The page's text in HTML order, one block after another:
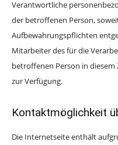
Verantwortliche
der betroffenen Person,
Aufbewahrungspflichten
Mitarbeiter des für die
betroffenen Person in
zur Verfügung.
Kontaktmöglichkeit
Die Internetseite enthält